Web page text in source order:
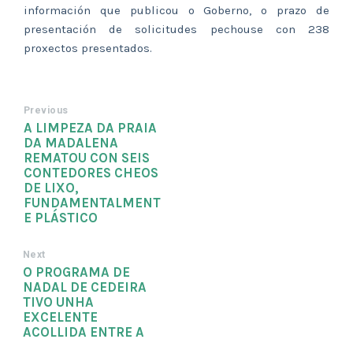
información que publicou o Goberno, o prazo de
presentación de solicitudes pechouse con 238
proxectos presentados.
Previous
A LIMPEZA DA PRAIA
DA MADALENA
REMATOU CON SEIS
CONTEDORES CHEOS
DE LIXO,
FUNDAMENTALMENT
E PLÁSTICO
Next
O PROGRAMA DE
NADAL DE CEDEIRA
TIVO UNHA
EXCELENTE
ACOLLIDA ENTRE A